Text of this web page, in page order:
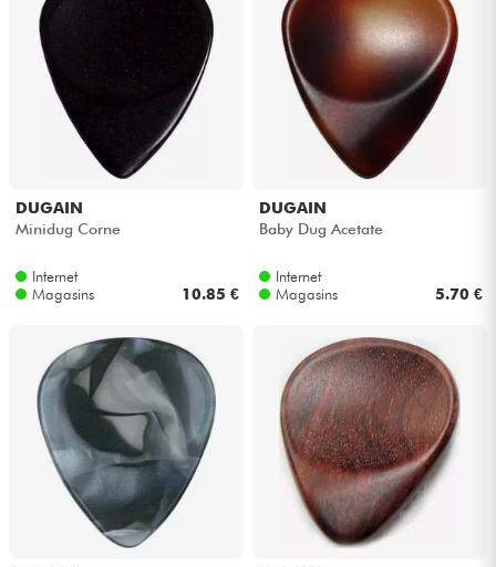
Câbles & Access.
HiFi
Packs
Voir nos marques
DUGAIN
Minidug Corne
Internet
Magasins
10.85 €
DUGAIN
Baby Dug Acetate
Internet
Magasins
5.70 €